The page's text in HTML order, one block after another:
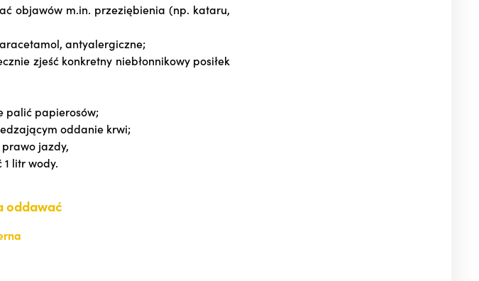
objawów m.in. przeziębienia (np. kataru,
antyalergiczne;
zjeść konkretny niebłonnikowy posiłek
palić papierosów;
oddanie krwi;
jazdy,
litr wody.
oddawać